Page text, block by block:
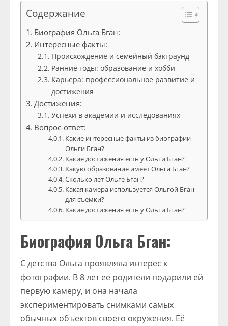
Содержание
Биография Ольга Бган:
Интересные факты:
Происхождение и семейный бэкграунд
Ранние годы: образование и хобби
Карьера: профессиональное развитие и
достижения
Достижения:
Успехи в академии и исследованиях
Вопрос-ответ:
Какие интересные факты из биографии
Ольги Бган?
Какие достижения есть у Ольги Бган?
Какую образование имеет Ольга Бган?
Сколько лет Ольге Бган?
Какая камера используется Ольгой Бган
для съемки?
Какие достижения есть у Ольги Бган?
Биография Ольга Бган:
С детства Ольга проявляла интерес к
фотографии. В 8 лет ее родители подарили ей
первую камеру, и она начала
экспериментировать снимками самых
обычных объектов своего окружения. Её